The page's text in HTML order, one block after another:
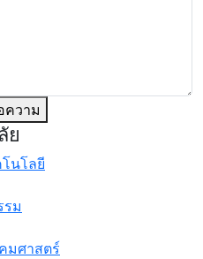
ความ
ย
นโลยี
ม
มศาสตร์